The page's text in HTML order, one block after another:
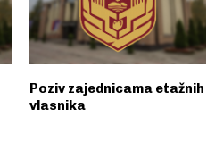
Poziv zajednicama etažnih
vlasnika